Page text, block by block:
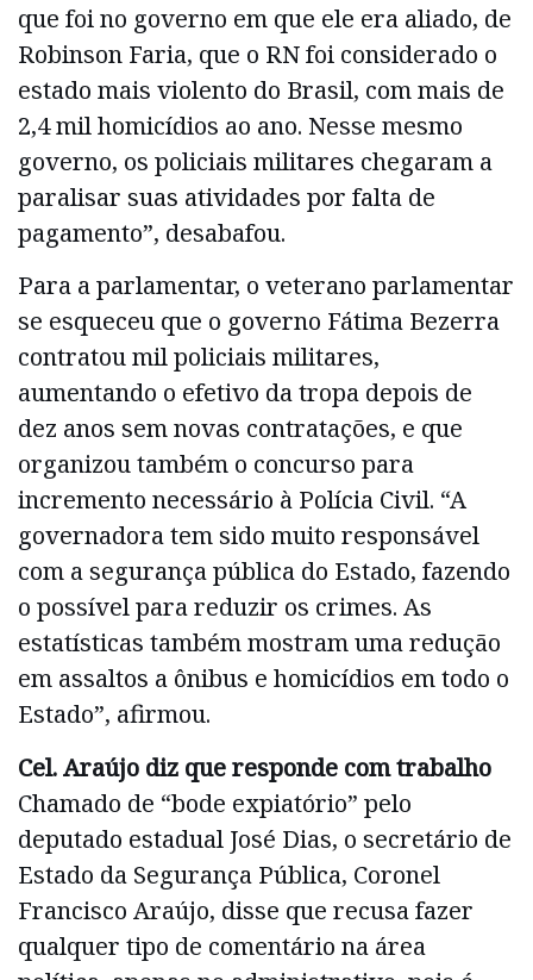
que foi no governo em que ele era aliado, de
Robinson Faria, que o RN foi considerado o
estado mais violento do Brasil, com mais de
2,4 mil homicídios ao ano. Nesse mesmo
governo, os policiais militares chegaram a
paralisar suas atividades por falta de
pagamento”, desabafou.
Para a parlamentar, o veterano parlamentar
se esqueceu que o governo Fátima Bezerra
contratou mil policiais militares,
aumentando o efetivo da tropa depois de
dez anos sem novas contratações, e que
organizou também o concurso para
incremento necessário à Polícia Civil. “A
governadora tem sido muito responsável
com a segurança pública do Estado, fazendo
o possível para reduzir os crimes. As
estatísticas também mostram uma redução
em assaltos a ônibus e homicídios em todo o
Estado”, afirmou.
Cel. Araújo diz que responde com trabalho
Chamado de “bode expiatório” pelo
deputado estadual José Dias, o secretário de
Estado da Segurança Pública, Coronel
Francisco Araújo, disse que recusa fazer
qualquer tipo de comentário na área